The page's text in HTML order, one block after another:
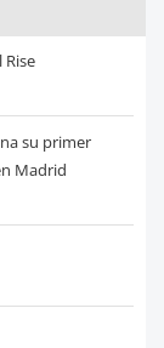
su primer
Madrid